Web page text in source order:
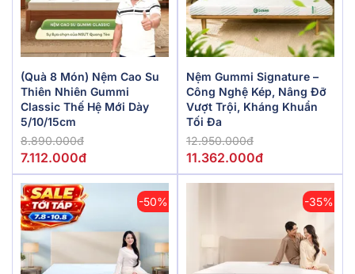
(Quà 8 Món) Nệm Cao Su
Thiên Nhiên Gummi
Classic Thế Hệ Mới Dày
5/10/15cm
8.890.000đ
7.112.000đ
Nệm Gummi Signature –
Công Nghệ Kép, Nâng Đỡ
Vượt Trội, Kháng Khuẩn
Tối Đa
12.950.000đ
11.362.000đ
-50% -35%